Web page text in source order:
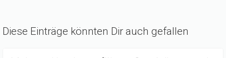
Diese Einträge könnten Dir auch gefallen